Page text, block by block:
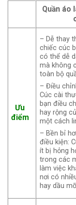
Quần áo
Ưu
điểm
– Dễ thay
chiếc cúc
có thể dễ
mà không
toàn bộ
– Điều
Cúc cài
bạn điều
hay rộng
một cách
– Bền bỉ
điều kiện:
ít bị hỏng
trong các
làm việc
nơi có
hay dầu